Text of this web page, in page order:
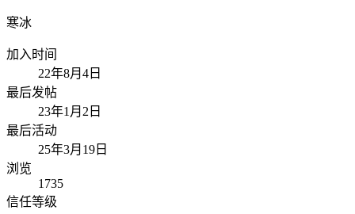
寒冰
加入时间
22年8月4日
最后发帖
23年1月2日
最后活动
25年3月19日
浏览
1735
信任等级